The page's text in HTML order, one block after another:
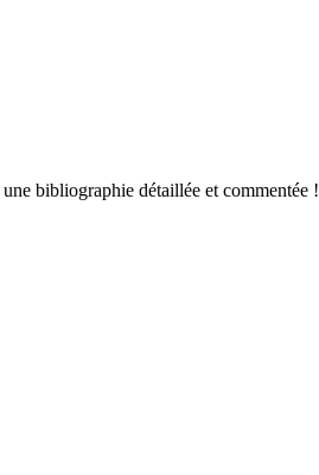
une bibliographie détaillée et commentée !